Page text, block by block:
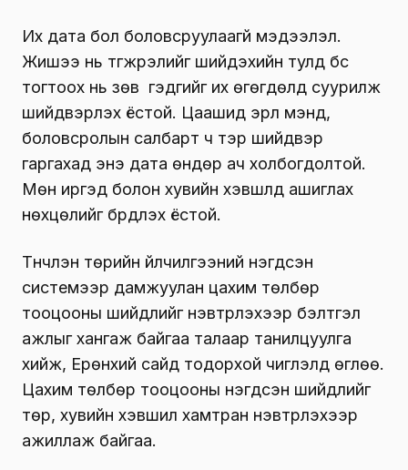
Их дата бол боловсруулаагүй мэдээлэл.
Жишээ нь түгжрэлийг шийдэхийн тулд бүс
тогтоох нь зөв үү гэдгийг их өгөгдөлд суурилж
шийдвэрлэх ёстой. Цаашид эрүүл мэнд,
боловсролын салбарт ч тэр шийдвэр
гаргахад энэ дата өндөр ач холбогдолтой.
Мөн иргэд болон хувийн хэвшлүүд ашиглах
нөхцөлийг бүрдүүлэх ёстой.
Түүнчлэн төрийн үйлчилгээний нэгдсэн
системээр дамжуулан цахим төлбөр
тооцооны шийдлийг нэвтрүүлэхээр бэлтгэл
ажлыг хангаж байгаа талаар танилцуулга
хийж, Ерөнхий сайд тодорхой чиглэлүүд өглөө.
Цахим төлбөр тооцооны нэгдсэн шийдлийг
төр, хувийн хэвшил хамтран нэвтрүүлэхээр
ажиллаж байгаа.